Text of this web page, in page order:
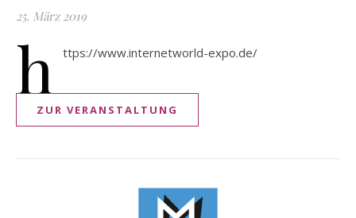
25. März 2019
h ttps://www.internetworld-expo.de/
ZUR VERANSTALTUNG